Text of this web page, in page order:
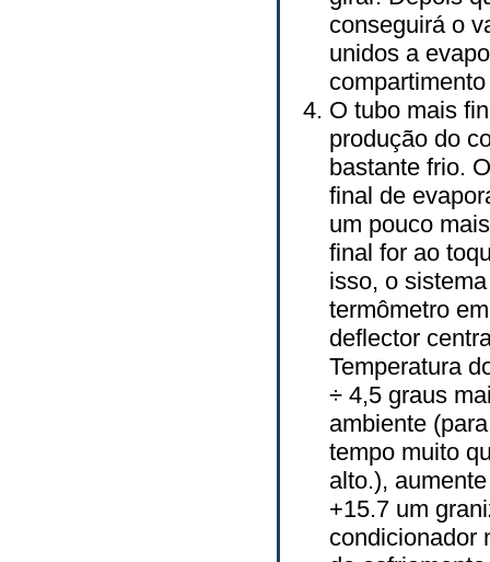
conseguirá o
unidos a
O tubo mais
produção do
bastante frio.
final de
um pouco
final for ao
isso, o
termômetro
deflector
Temperatura
÷ 4,5 graus
ambiente
tempo muito
alto.),
+15.7 um
condicionador